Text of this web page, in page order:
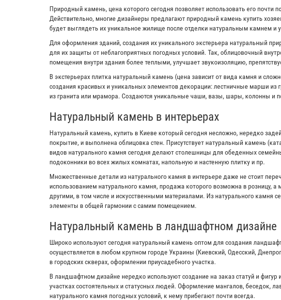
Природный камень, цена которого сегодня позволяет использовать его
Действительно, многие дизайнеры предлагают природный камень купить
будет выглядеть их уникальное жилище после отделки натуральным камнем и
Для оформления зданий, создания их уникального экстерьера натуральный
для их защиты от неблагоприятных погодных условий. Так, облицовочный
помещения внутри здания более теплыми, улучшает звукоизоляцию,
В экстерьерах плитка натуральный камень (цена зависит от вида камня и
создания красивых и уникальных элементов декорации: лестничные марши
из гранита или мрамора. Создаются уникальные чаши, вазы, шары, колонны и
Натуральный камень в интерьерах
Натуральный камень, купить в Киеве который сегодня несложно, нередко
покрытие, и выполнена облицовка стен. Присутствует натуральный камень
видов натурального камня сегодня делают столешницы для обеденных
подоконники во всех жилых комнатах, напольную и настенную плитку и пр.
Множественные детали из натурального камня в интерьере даже не стоит
использованием натурального камня, продажа которого возможна в
другими, в том числе и искусственными материалами. Из натурального камня
элементы в общей гармонии с самим помещением.
Натуральный камень в ландшафтном дизайне
Широко используют сегодня натуральный камень оптом для создания
осуществляется в любом крупном городе Украины (Киевский, Одесский,
в городских скверах, оформлении приусадебного участка.
В ландшафтном дизайне нередко используют создание на заказ статуй и
участках состоятельных и статусных людей. Оформление мангалов, беседок,
натурального камня погодных условий, к нему прибегают почти всегда.